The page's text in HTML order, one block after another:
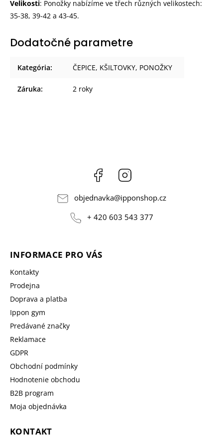
Velikosti: Ponožky nabízíme ve třech různých velikostech:
35-38, 39-42 a 43-45.
Dodatočné parametre
Kategória: ČEPICE, KŠILTOVKY, PONOŽKY
Záruka: 2 roky
Facebook
objednavka@ipponshop.cz
+ 420 603 543 377
INFORMACE PRO VÁS
Kontakty
Prodejna
Doprava a platba
Ippon gym
Predávané značky
Reklamace
GDPR
Obchodní podmínky
Hodnotenie obchodu
B2B program
Moja objednávka
KONTAKT